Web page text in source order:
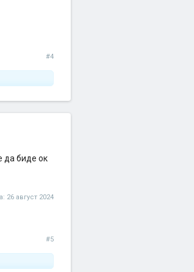
#4
да биде ок
26 август 2024
#5